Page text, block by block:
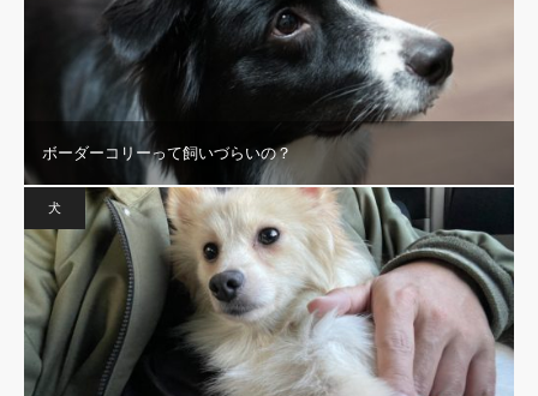
ボーダーコリーって飼いづらいの？
犬